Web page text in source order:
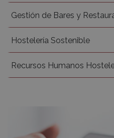
Gestión de Bares y
Hostelería Sostenible
Recursos Humanos